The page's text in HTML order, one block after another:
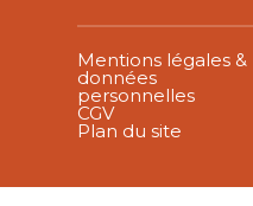
Mentions légales &
données
personnelles
CGV
Plan du site